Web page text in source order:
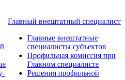
Главный внештатный специалист
Главные внештатные
специалисты субъектов
Профильная комиссия при
Главном специалисте
Решения профильной